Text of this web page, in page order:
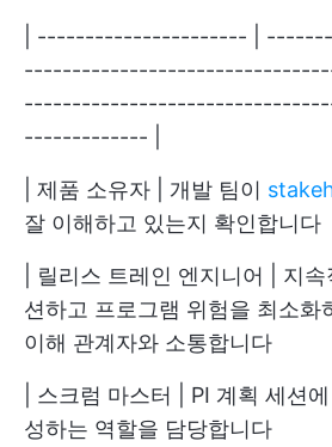
| ---------------------- |
------------- |
| 제품 소유자 | 개발 팀이
잘 이해하고 있는지 확인합니다
| 릴리스 트레인 엔지니어 | 지
션하고 프로그램 위험을 최소화
이해 관계자와 소통합니다
| 스크럼 마스터 | PI 계획 세션
성하는 역할을 담당합니다